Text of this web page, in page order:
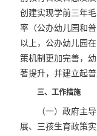
创建实现学前三年
率（公办幼儿园和
以上，公办幼儿园
策机制更加完善，
著提升，并建立起
三、工作措施
（一）政府主
展、三孩生育政策